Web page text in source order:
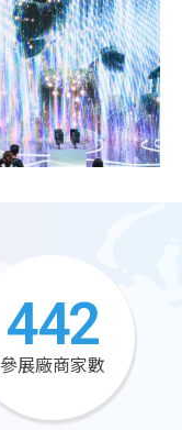
442
參展廠商家數